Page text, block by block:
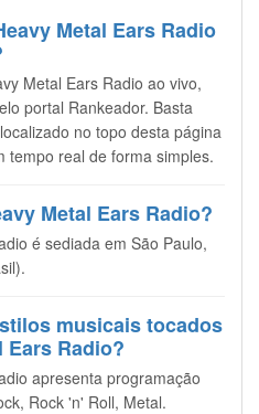
Metal Ears Radio
Metal Ears Radio ao vivo,
portal Rankeador. Basta
no topo desta página
tempo real de forma simples.
Metal Ears Radio?
é sediada em São Paulo,
musicais tocados
Ears Radio?
apresenta programação
Rock 'n' Roll, Metal.